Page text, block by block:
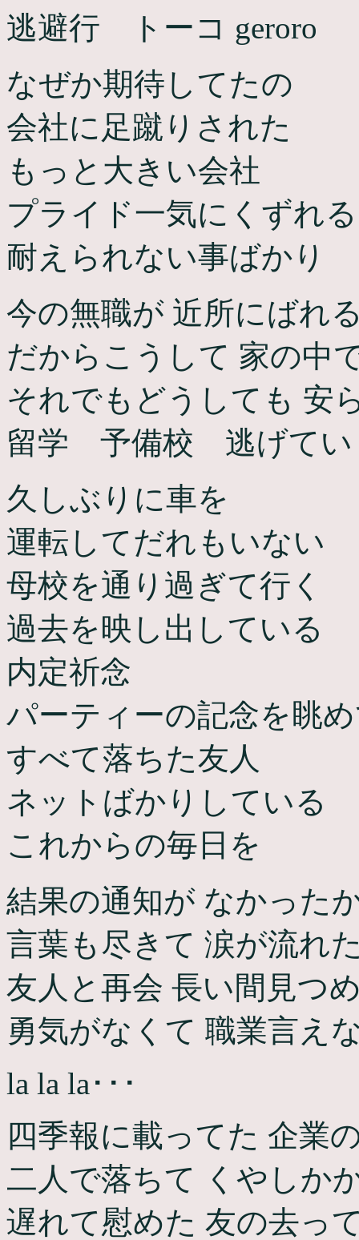
逃避行 トーコ geroro
なぜか期待してたの
会社に足蹴りされた
もっと大きい会社
プライド一気にくずれる
耐えられない事ばかり
今の無職が 近所にばれ
だからこうして 家の中
それでもどうしても 安
留学 予備校 逃げてい
久しぶりに車を
運転してだれもいない
母校を通り過ぎて行く
過去を映し出している
内定祈念
パーティーの記念を眺
すべて落ちた友人
ネットばかりしている
これからの毎日を
結果の通知が なかった
言葉も尽きて 涙が流れ
友人と再会 長い間見つ
勇気がなくて 職業言え
la la la･･･
四季報に載ってた 企業
二人で落ちて くやしか
遅れて慰めた 友の去っ